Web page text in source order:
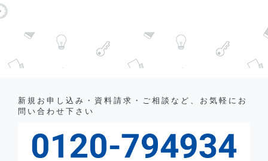
新規お申し込み・資料請求・ご相談など、お気軽にお
問い合わせ下さい